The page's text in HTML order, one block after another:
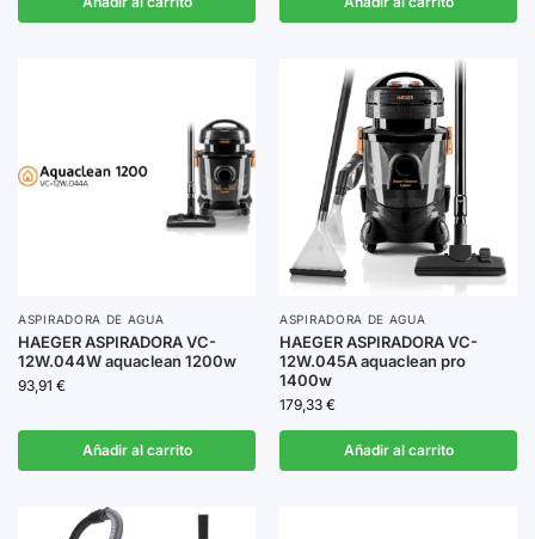
ASPIRADORA DE AGUA
HAEGER ASPIRADORA VC-
12W.044W aquaclean 1200w
93,91 €
Añadir al carrito
ASPIRADORA DE AGUA
HAEGER ASPIRADORA VC-
12W.045A aquaclean pro
1400w
179,33 €
Añadir al carrito